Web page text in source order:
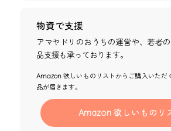
物資で支援
アマヤドリのおうちの運営や、若者
品支援も承っております。
Amazon 欲しいものリストからご購入いただ
品が届きます。
Amazon欲しいものリ